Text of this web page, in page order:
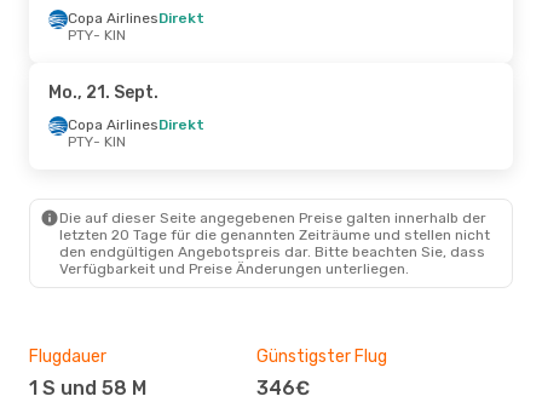
Mo., 14. Sept.- Do., 17. Sept.
Copa Airlines
KIN- PTY
Copa AirlinesDirekt
PTY- KIN
Mo., 21. Sept.
Copa AirlinesDirekt
PTY- KIN
Die auf dieser Seite angegebenen Preise galten innerhalb der
letzten 20 Tage für die genannten Zeiträume und stellen nicht
den endgültigen Angebotspreis dar. Bitte beachten Sie, dass
Verfügbarkeit und Preise Änderungen unterliegen.
Flugdauer
1 S und 58 M
Günstigster Flug
346€